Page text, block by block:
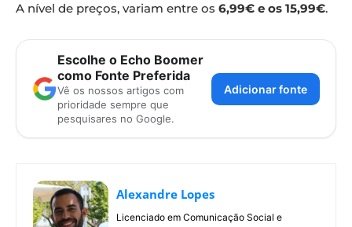
A nível de preços, variam entre os 6,99€ e os 15,99€.
Escolhe o Echo Boomer
como Fonte Preferida
Vê os nossos artigos com
prioridade sempre que
pesquisares no Google.
Adicionar fonte
Alexandre Lopes
Licenciado em Comunicação Social e